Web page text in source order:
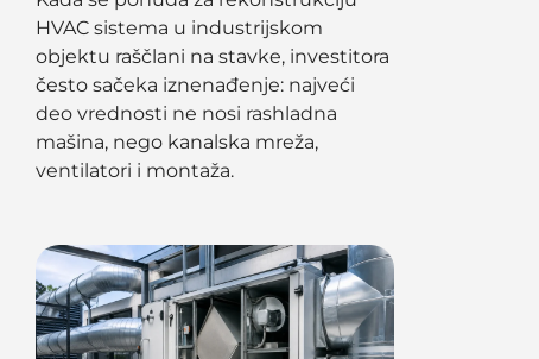
HVAC sistema u industrijskom
objektu raščlani na stavke, investitora
često sačeka iznenađenje: najveći
deo vrednosti ne nosi rashladna
mašina, nego kanalska mreža,
ventilatori i montaža.